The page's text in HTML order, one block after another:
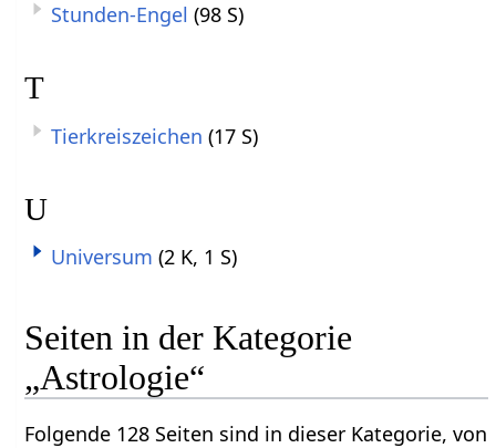
Stunden-Engel (98 S)
T
Tierkreiszeichen (17 S)
U
Universum (2 K, 1 S)
Seiten in der Kategorie
„Astrologie“
Folgende 128 Seiten sind in dieser Kategorie, von